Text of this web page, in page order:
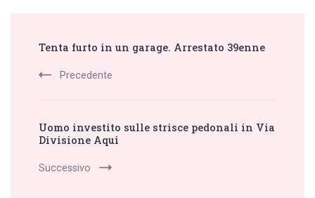
Tenta furto in un garage. Arrestato 39enne
Precedente
Uomo investito sulle strisce pedonali in Via
Divisione Aqui
Successivo